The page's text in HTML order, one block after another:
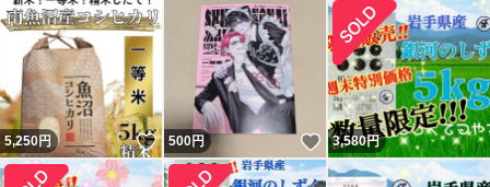
5,250円 いいね！
500円 いいね！
3,580円